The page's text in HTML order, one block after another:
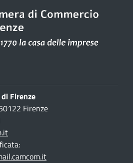
Firenze
Firenze